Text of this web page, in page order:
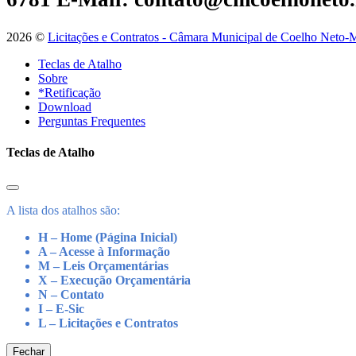
2026 © Licitações e Contratos - Câmara Municipal de Coelho Neto-
Teclas de Atalho
Sobre
*Retificação
Download
Perguntas Frequentes
Teclas de Atalho
A lista dos atalhos são:
H – Home (Página Inicial)
A – Acesse à Informação
M – Leis Orçamentárias
X – Execução Orçamentária
N – Contato
I – E-Sic
L – Licitações e Contratos
Fechar